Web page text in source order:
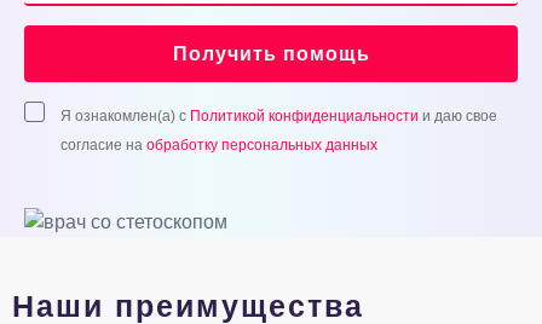
Получить помощь
Я ознакомлен(а) с Политикой конфиденциальности и даю свое
согласие на обработку персональных данных
Наши преимущества